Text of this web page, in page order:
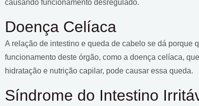
causando funcionamento desregulado.
Doença Celíaca
A relação de intestino e queda de cabelo se dá porque
funcionamento deste órgão, como a doença celíaca,
hidratação e nutrição capilar, pode causar essa queda.
Síndrome do Intestino